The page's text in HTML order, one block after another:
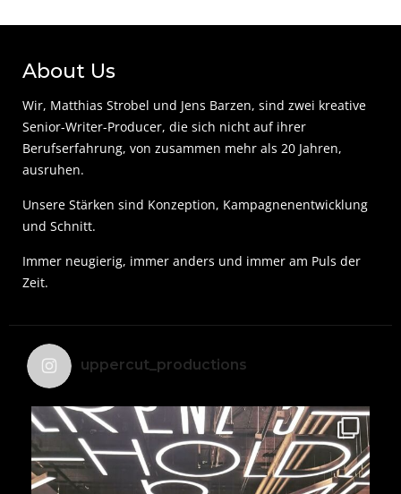
About Us
Wir, Matthias Strobel und Jens Barzen, sind zwei kreative
Senior-Writer-Producer, die sich nicht auf ihrer
Berufserfahrung, von zusammen mehr als 20 Jahren,
ausruhen.
Unsere Stärken sind Konzeption, Kampagnenentwicklung
und Schnitt.
Immer neugierig, immer anders und immer am Puls der
Zeit.
uppercut_productions